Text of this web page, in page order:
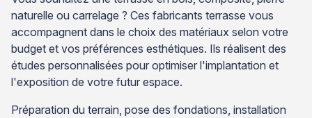
naturelle ou carrelage ? Ces fabricants terrasse vous
accompagnent dans le choix des matériaux selon votre
budget et vos préférences esthétiques. Ils réalisent des
études personnalisées pour optimiser l'implantation et
l'exposition de votre futur espace.
Préparation du terrain, pose des fondations, installation